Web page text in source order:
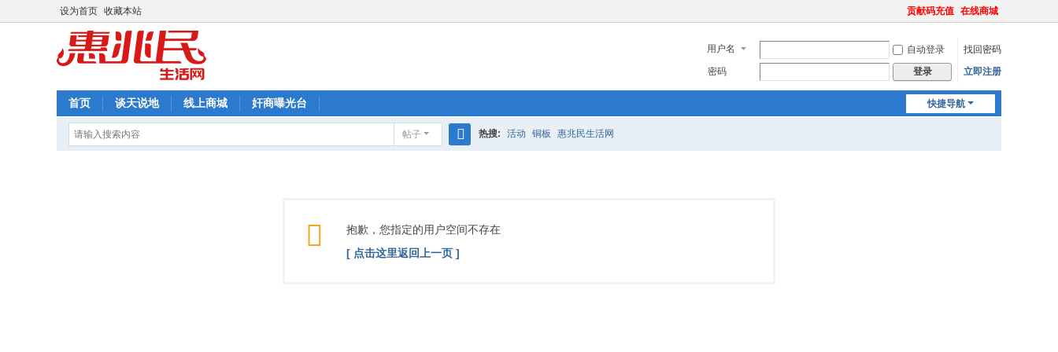
设为首页 收藏本站 贡献码充值 在线商城
用户名 自动登录
找回密码
密码
登录 立即注册
快捷导航
首页 谈天说地 线上商城 奸商曝光台
帖子 热搜: 活动 铜板 惠兆民生活网
抱歉，您指定的用户空间不存在
[ 点击这里返回上一页 ]